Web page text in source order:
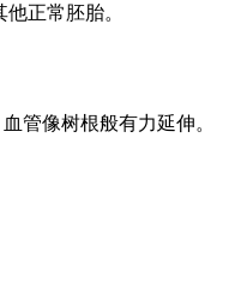
正常胚胎。
管像树根般有力延伸。